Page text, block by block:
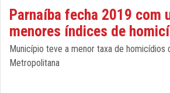
Parnaíba fecha 2019 com
menores índices de
Município teve a menor taxa de homicídios
Metropolitana